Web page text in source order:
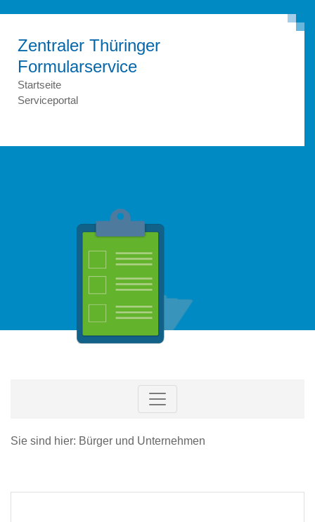
Zentraler Thüringer
Formular­service
Startseite
Serviceportal
Sie sind hier: Bürger und Unternehmen